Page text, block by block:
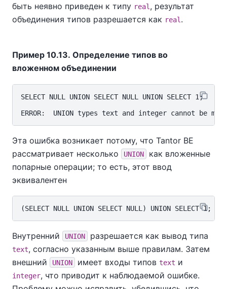
быть неявно приведен к типу real , результат
объединения типов разрешается как real .
Пример 10.13. Определение типов во
вложенном объединении
SELECT NULL UNION SELECT NULL UNION SELECT 1;
Эта ошибка возникает потому, что Tantor BE
рассматривает несколько
UNION
как вложенные
попарные операции; то есть, этот ввод
эквивалентен
Внутренний UNION разрешается как вывод типа
text, согласно указанным выше правилам. Затем
внешний
UNION имеет входы типов text и
integer, что приводит к наблюдаемой ошибке.